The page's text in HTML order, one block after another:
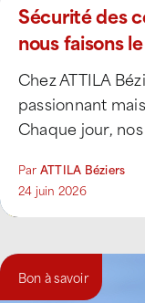
Sécurité des
nous faisons
»
Chez ATTILA
passionnant
Chaque jour,
Par ATTILA Béziers
24 juin 2026
Bon à savoir